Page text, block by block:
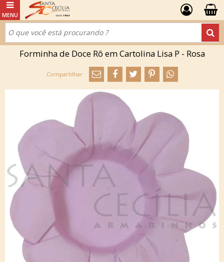
Forminha de Doce Rô em Cartolina Lisa P - Rosa